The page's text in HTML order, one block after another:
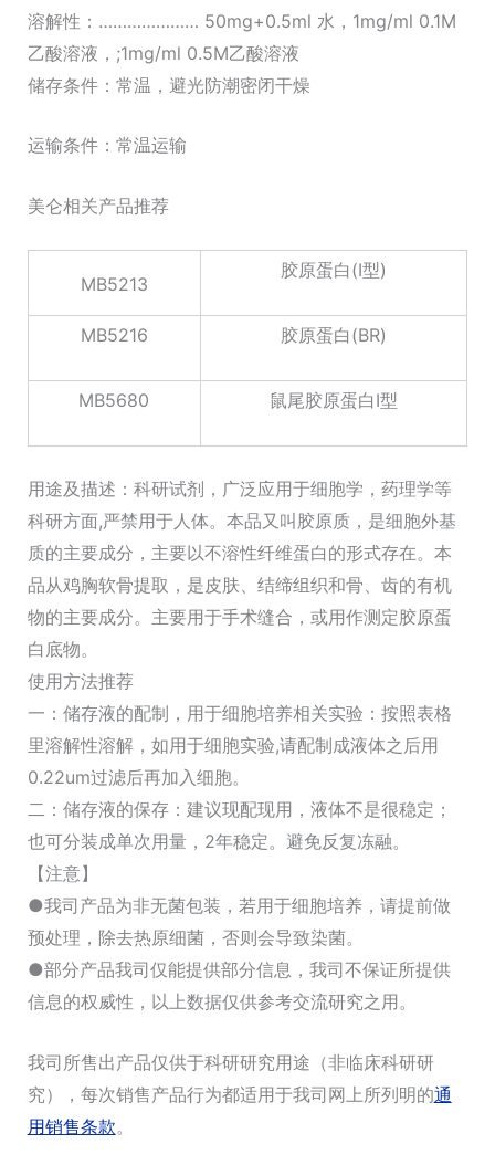
溶解性：………………… 50mg+0.5ml 水，1mg/ml 0.1M
乙酸溶液，;1mg/ml 0.5M乙酸溶液
储存条件：常温，避光防潮密闭干燥
运输条件：常温运输
美仑相关产品推荐
MB5213
胶原蛋白(I型)
MB5216 胶原蛋白(BR)
MB5680 鼠尾胶原蛋白I型
用途及描述：科研试剂，广泛应用于细胞学，药理学等
科研方面,严禁用于人体。本品又叫胶原质，是细胞外基
质的主要成分，主要以不溶性纤维蛋白的形式存在。本
品从鸡胸软骨提取，是皮肤、结缔组织和骨、齿的有机
物的主要成分。主要用于手术缝合，或用作测定胶原蛋
白底物。
使用方法推荐
一：储存液的配制，用于细胞培养相关实验：按照表格
里溶解性溶解，如用于细胞实验,请配制成液体之后用
0.22um过滤后再加入细胞。
二：储存液的保存：建议现配现用，液体不是很稳定；
也可分装成单次用量，2年稳定。避免反复冻融。
【注意】
●我司产品为非无菌包装，若用于细胞培养，请提前做
预处理，除去热原细菌，否则会导致染菌。
●部分产品我司仅能提供部分信息，我司不保证所提供
信息的权威性，以上数据仅供参考交流研究之用。
我司所售出产品仅供于科研研究用途（非临床科研研
究），每次销售产品行为都适用于我司网上所列明的通
用销售条款。